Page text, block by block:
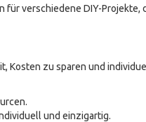
verschiedene DIY-Projekte,
zu sparen und
und einzigartig.